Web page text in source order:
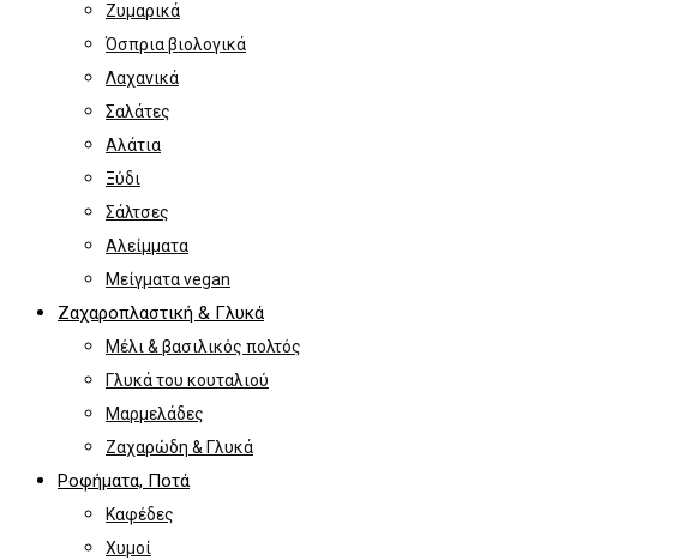
Ζυμαρικά
Όσπρια βιολογικά
Λαχανικά
Σαλάτες
Αλάτια
Ξύδι
Σάλτσες
Αλείμματα
Μείγματα vegan
Ζαχαροπλαστική & Γλυκά
Μέλι & βασιλικός πολτός
Γλυκά του κουταλιού
Μαρμελάδες
Ζαχαρώδη & Γλυκά
Ροφήματα, Ποτά
Καφέδες
Χυμοί